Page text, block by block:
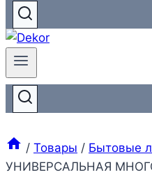
/ Товары / Бытовые
УНИВЕРСАЛЬНАЯ